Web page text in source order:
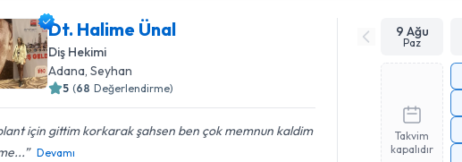
Dt. Halime Ünal
Diş Hekimi
Adana, Seyhan
5 (68 Değerlendirme)
için gittim korkarak şahsen ben çok memnun kaldim
Devamı
9 Ağu
Paz
Takvim
kapalıdır